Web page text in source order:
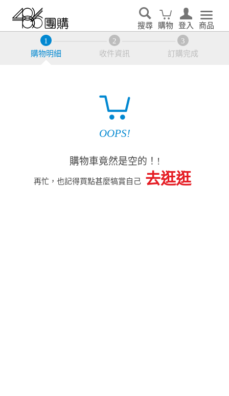
搜尋 購物 登入 商品
購物明細 收件資訊 訂購完成
OOPS!
購物車竟然是空的！!
再忙，也記得買點甚麼犒賞自己 去逛逛